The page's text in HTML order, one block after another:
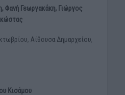
Φανή Γεωργακάκη, Γιώργος
Αίθουσα Δημαρχείου,
Κισάμου